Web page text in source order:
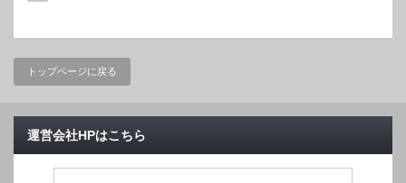
トップページに戻る
運営会社HPはこちら